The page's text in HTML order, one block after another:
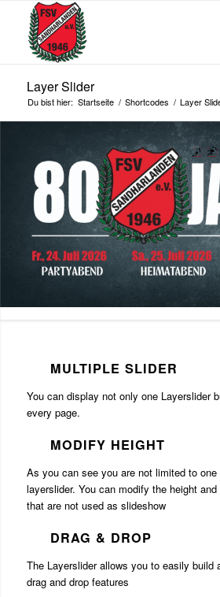
Layer Slider
Du bist hier: Startseite / Shortcodes / Layer
MULTIPLE SLIDER
You can display not only one Layerslider
every page.
MODIFY HEIGHT
As you can see you are not limited to
layerslider. You can modify the height
that are not used as slideshow
DRAG & DROP
The Layerslider allows you to easily build
drag and drop features